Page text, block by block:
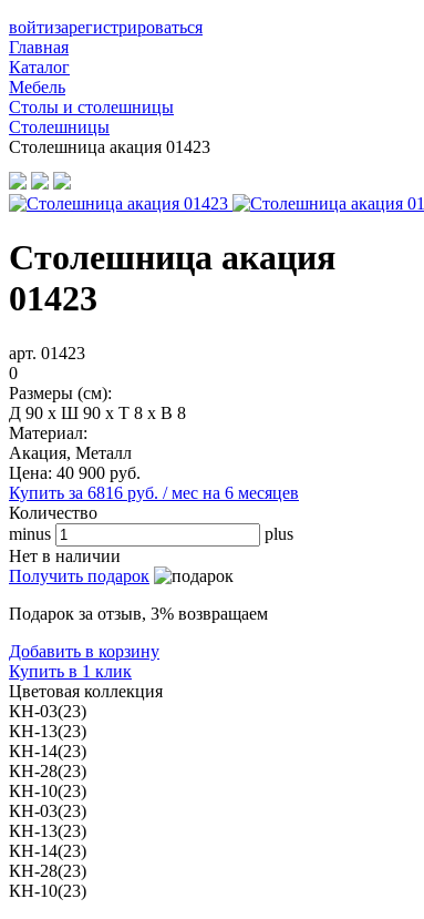
войтизарегистрироваться
Главная
Каталог
Мебель
Столы и столешницы
Столешницы
Столешница акация 01423
Столешница акация
01423
арт. 01423
0
Размеры (см):
Д 90 x Ш 90 x Т 8 x В 8
Материал:
Акация, Металл
Цена: 40 900 руб.
Купить за 6816 руб. / мес на 6 месяцев
Количество
minus
plus
Нет в наличии
Получить подарок
Подарок за отзыв, 3% возвращаем
Добавить в корзину
Купить в 1 клик
Цветовая коллекция
КН-03(23)
КН-13(23)
КН-14(23)
КН-28(23)
КН-10(23)
КН-03(23)
КН-13(23)
КН-14(23)
КН-28(23)
КН-10(23)